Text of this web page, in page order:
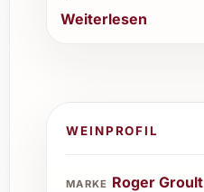
Weiterlesen
WEINPROFIL
MARKE Roger Groult